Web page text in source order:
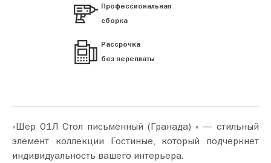
Профессиональная
сборка
Рассрочка
без переплаты
«Шер 01Л Стол письменный (Гранада) » — стильный
элемент коллекции Гостиные, который подчеркнет
индивидуальность вашего интерьера.